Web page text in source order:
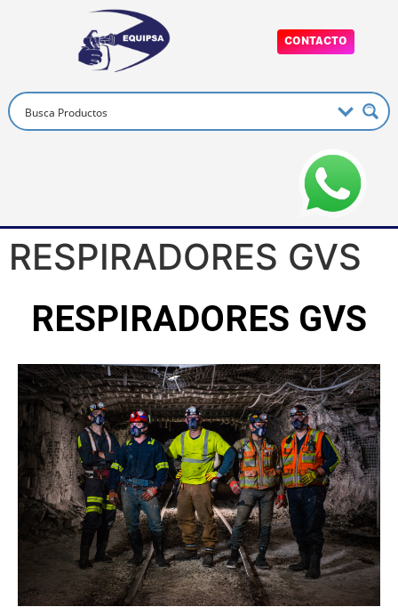
CONTACTO
RESPIRADORES GVS
RESPIRADORES GVS